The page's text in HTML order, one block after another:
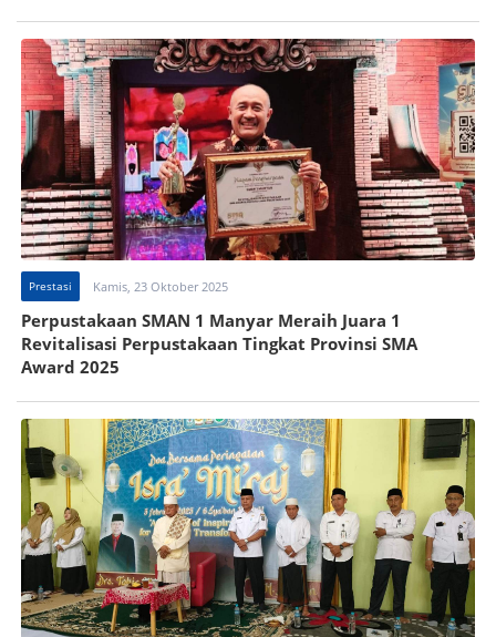
Prestasi Kamis, 23 Oktober 2025
Perpustakaan SMAN 1 Manyar Meraih Juara 1
Revitalisasi Perpustakaan Tingkat Provinsi SMA
Award 2025